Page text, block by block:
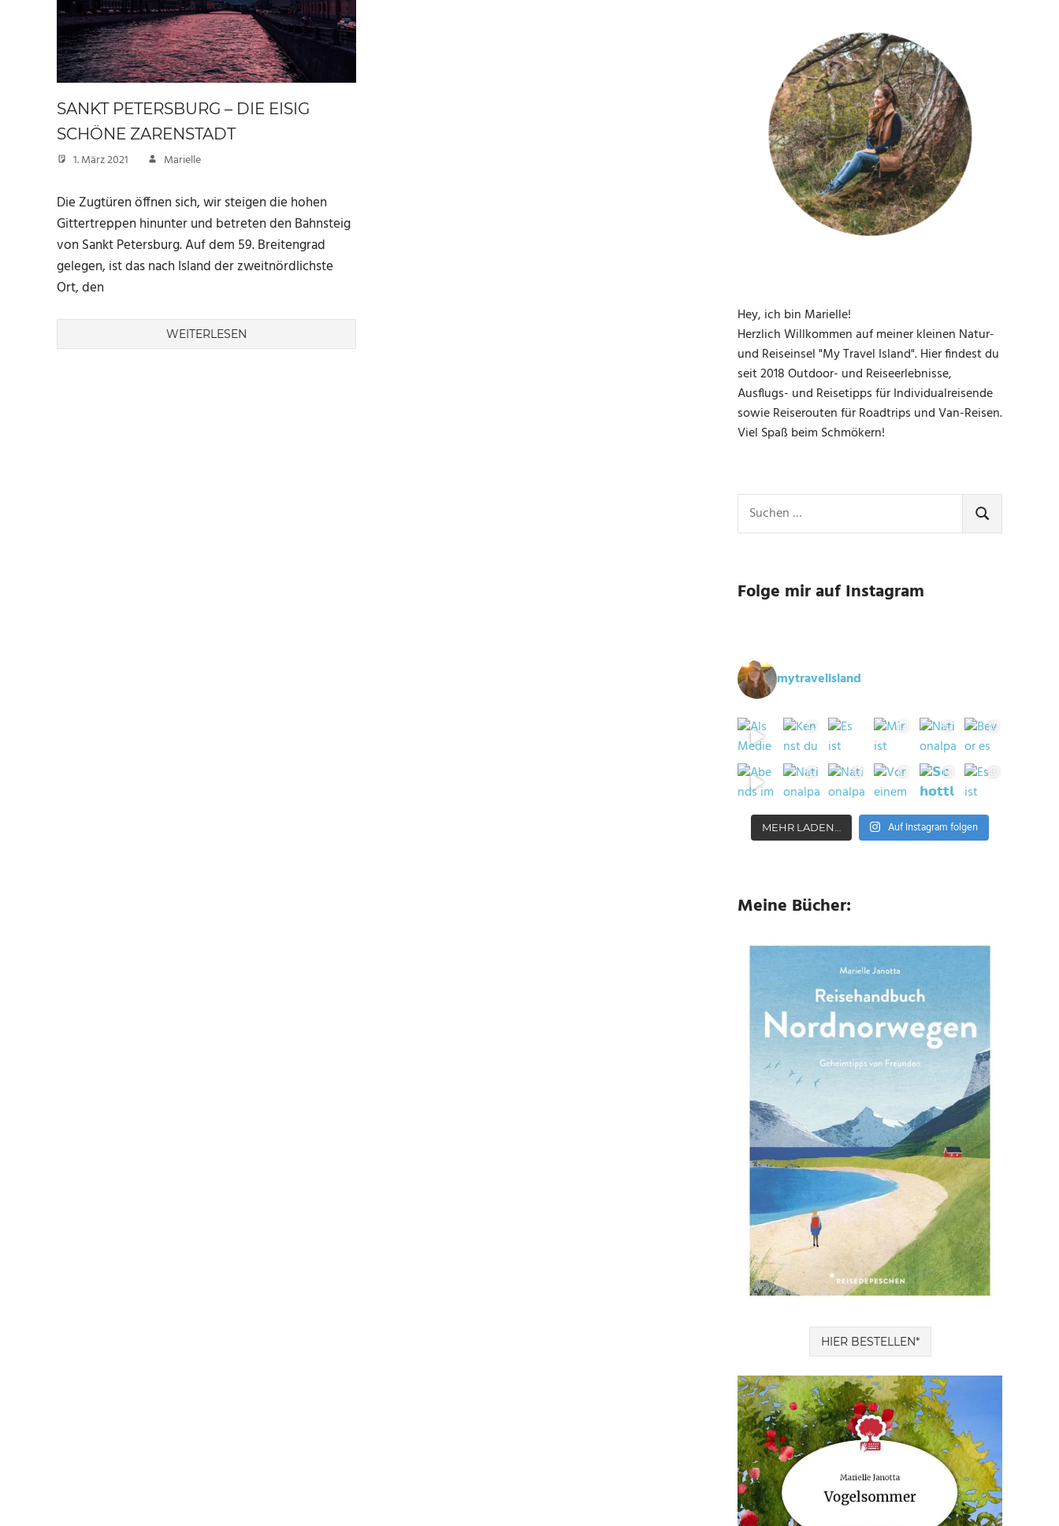
SANKT PETERSBURG – DIE EISIG
SCHÖNE ZARENSTADT
1. März 2021 Marielle
Die Zugtüren öffnen sich, wir steigen die hohen
Gittertreppen hinunter und betreten den Bahnsteig
von Sankt Petersburg. Auf dem 59. Breitengrad
gelegen, ist das nach Island der zweitnördlichste
Ort, den
WEITERLESEN
Hey, ich bin Marielle!
Herzlich Willkommen auf meiner kleinen Natur-
und Reiseinsel "My Travel Island". Hier findest du
seit 2018 Outdoor- und Reiseerlebnisse,
Ausflugs- und Reisetipps für Individualreisende
sowie Reiserouten für Roadtrips und Van-Reisen.
Viel Spaß beim Schmökern!
nach:
SUCHEN
Folge mir auf Instagram
mytravelisland
MEHR LADEN… Auf Instagram folgen
Meine Bücher:
HIER BESTELLEN*